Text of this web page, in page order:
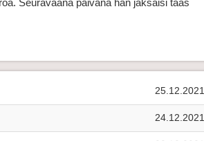
Seuravaana päivänä hän jaksaisi taas
25.12.2021
24.12.2021